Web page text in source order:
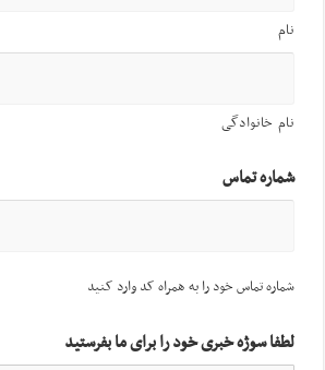
نام
نام خانوادگی
شماره تماس
شماره تماس خود را به همراه کد وارد کنید
لطفا سوژه خبری خود را برای ما بفرستید